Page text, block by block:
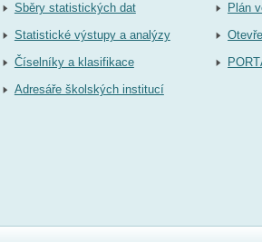
Sběry statistických dat
Statistické výstupy a analýzy
Číselníky a klasifikace
Adresáře školských institucí
Plán